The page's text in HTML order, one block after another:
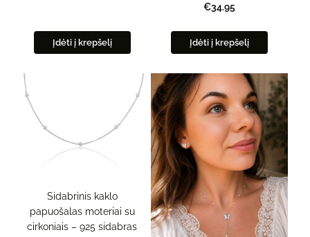
Įdėti į krepšelį
€34.95
Įdėti į krepšelį
Sidabrinis kaklo
papuošalas moteriai su
cirkoniais – 925 sidabras